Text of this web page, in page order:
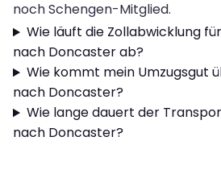
noch Schengen-Mitglied.
Wie läuft die Zollabwicklung
nach Doncaster ab?
Wie kommt mein Umzugsgut
nach Doncaster?
Wie lange dauert der
nach Doncaster?